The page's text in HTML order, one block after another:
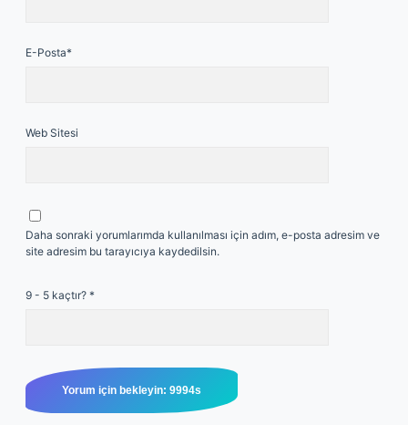
E-Posta*
Web Sitesi
Daha sonraki yorumlarımda kullanılması için adım, e-posta adresim ve
site adresim bu tarayıcıya kaydedilsin.
9 - 5 kaçtır? *